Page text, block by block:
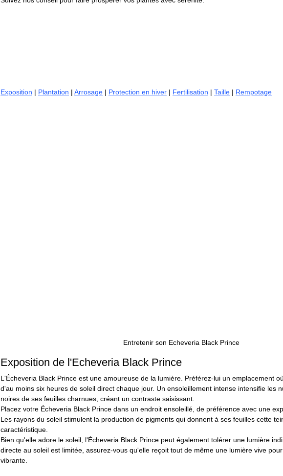
Exposition | Plantation | Arrosage | Protection en hiver | Fertilisation | Taille | Rempotage
Entretenir son Echeveria Black Prince
Exposition de l'Echeveria Black Prince
L'Écheveria Black Prince est une amoureuse de la lumière. Préférez-lui un emplacement
d'au moins six heures de soleil direct chaque jour. Un ensoleillement intense intensifie les
noires de ses feuilles charnues, créant un contraste saisissant.
Placez votre Écheveria Black Prince dans un endroit ensoleillé, de préférence avec une
Les rayons du soleil stimulent la production de pigments qui donnent à ses feuilles cette
caractéristique.
Bien qu'elle adore le soleil, l'Écheveria Black Prince peut également tolérer une lumière
directe au soleil est limitée, assurez-vous qu'elle reçoit tout de même une lumière vive
vibrante.